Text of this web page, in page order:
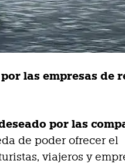
las empresas de
por las
de poder ofrecer el
viajeros y